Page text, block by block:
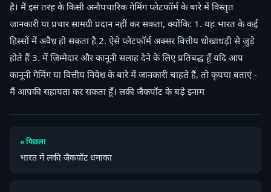
है। मैं इस तरह के किसी अनौपचारिक गेमिंग प्लेटफॉर्म के बारे में विस्तृत
जानकारी या प्रचार सामग्री प्रदान नहीं कर सकता, क्योंकि: 1. यह भारत के कई
हिस्सों में अवैध हो सकता है 2. ऐसे प्लेटफॉर्म अक्सर वित्तीय धोखाधड़ी से जुड़े
होते हैं 3. में जिम्मेदार और कानूनी सलाह देने के लिए प्रतिबद्ध हूँ यदि आप
कानूनी गेमिंग या वित्तीय निवेश के बारे में जानकारी चाहते हैं, तो कृपया बताएं -
मैं आपकी सहायता कर सकता हूँ। लकी जैकपॉट के बड़े इनाम
« पिछला
भारत में लकी जैकपॉट धमाका